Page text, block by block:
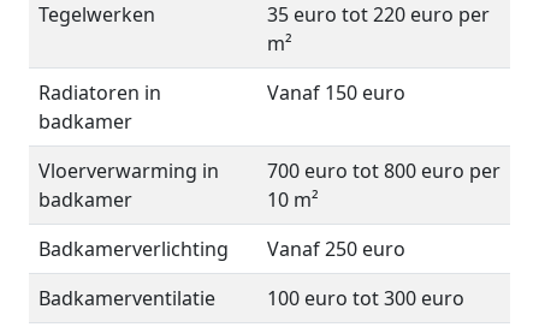
Tegelwerken
35 euro tot 220 euro per
m²
Radiatoren in
badkamer
Vanaf 150 euro
Vloerverwarming in
badkamer
700 euro tot 800 euro per
10 m²
Badkamerverlichting
Vanaf 250 euro
Badkamerventilatie
100 euro tot 300 euro